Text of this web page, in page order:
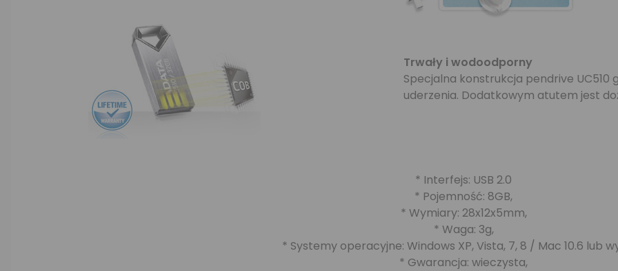
Trwały i wodoodporny
Specjalna konstrukcja pendrive UC510
uderzenia. Dodatkowym atutem jest
* Interfejs: USB 2.0
* Pojemność: 8GB,
* Wymiary: 28x12x5mm,
* Waga: 3g,
* Systemy operacyjne: Windows XP, Vista, 7, 8 / Mac 10.6 lub
* Gwarancja: wieczysta,